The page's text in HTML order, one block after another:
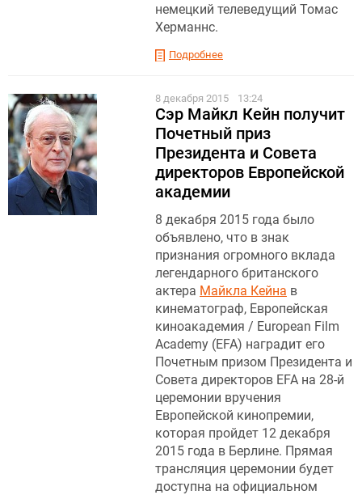
немецкий телеведущий Томас
Херманнс.
Подробнее
8 декабря 2015 13:24
Сэр Майкл Кейн получит
Почетный приз
Президента и Совета
директоров Европейской
академии
8 декабря 2015 года было
объявлено, что в знак
признания огромного вклада
легендарного британского
актера Майкла Кейна в
кинематограф, Европейская
киноакадемия / European Film
Academy (EFA) наградит его
Почетным призом Президента и
Совета директоров EFA на 28-й
церемонии вручения
Европейской кинопремии,
которая пройдет 12 декабря
2015 года в Берлине. Прямая
трансляция церемонии будет
доступна на официальном